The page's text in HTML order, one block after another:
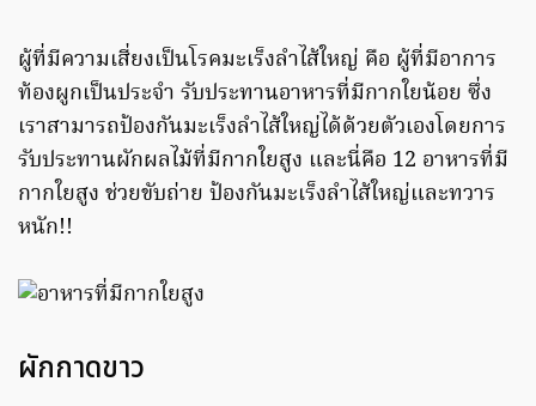
ผู้ที่มีความเสี่ยงเป็นโรคมะเร็งลำไส้ใหญ่ คือ ผู้ที่มีอาการ
ท้องผูกเป็นประจำ รับประทานอาหารที่มีกากใยน้อย ซึ่ง
เราสามารถป้องกันมะเร็งลำไส้ใหญ่ได้ด้วยตัวเองโดยการ
รับประทานผักผลไม้ที่มีกากใยสูง และนี่คือ 12 อาหารที่มี
กากใยสูง ช่วยขับถ่าย ป้องกันมะเร็งลำไส้ใหญ่และทวาร
หนัก!!
ผักกาดขาว